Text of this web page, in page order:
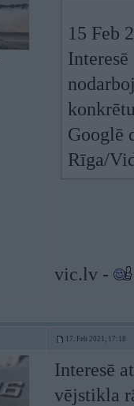
15 Feb
Googlē
Rīga/
vic.lv -
17. Feb 2021, 17:18
Interesē
vējstikla